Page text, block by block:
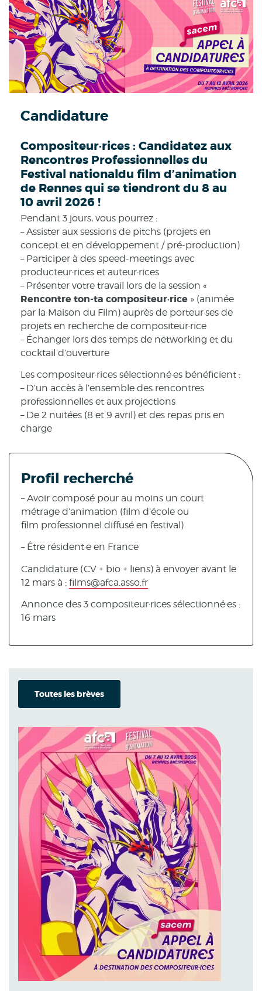
Candidature
Compositeur·rices : Candidatez aux
Rencontres Professionnelles du
Festival nationaldu film d’animation
de Rennes qui se tiendront du 8 au
10 avril 2026 !
Pendant 3 jours, vous pourrez :
– Assister aux sessions de pitchs (projets en
concept et en développement / pré-production)
– Participer à des speed-meetings avec
producteur·rices et auteur·rices
– Présenter votre travail lors de la session «
Rencontre ton-ta compositeur·rice » (animée
par la Maison du Film) auprès de porteur·ses de
projets en recherche de compositeur·rice
– Échanger lors des temps de networking et du
cocktail d’ouverture
Les compositeur·rices sélectionné·es bénéficient :
– D’un accès à l’ensemble des rencontres
professionnelles et aux projections
– De 2 nuitées (8 et 9 avril) et des repas pris en
charge
Profil recherché
– Avoir composé pour au moins un court
métrage d’animation (film d’école ou
film professionnel diffusé en festival)
– Être résident·e en France
Candidature (CV + bio + liens) à envoyer avant le
12 mars à : films@afca.asso.fr
Annonce des 3 compositeur·rices sélectionné·es :
16 mars
Toutes les brèves